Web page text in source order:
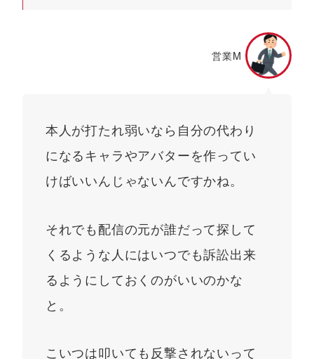
営業M
本人が打たれ弱いなら自分の代わり
になるキャラやアバターを作ってい
けばいいんじゃないんですかね。
それでも配信の元が誰だって探して
くるような人にはいつでも訴訟出来
るようにしておくのがいいのかな
と。
こいつは叩いても反撃されないって